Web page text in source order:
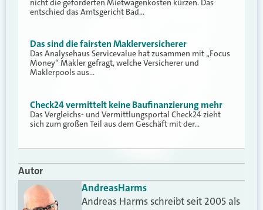
nicht die geforderten Mietwagenkosten kürzen. Das
entschied das Amtsgericht Bad…
Das sind die fairsten Maklerversicherer
Das Analysehaus Servicevalue hat zusammen mit „Focus
Money“ Makler gefragt, welche Versicherer und
Maklerpools aus…
Check24 vermittelt keine Baufinanzierung mehr
Das Vergleichs- und Vermittlungsportal Check24 zieht
sich zum großen Teil aus dem Geschäft mit der…
Autor
AndreasHarms
Andreas Harms schreibt seit 2005 als